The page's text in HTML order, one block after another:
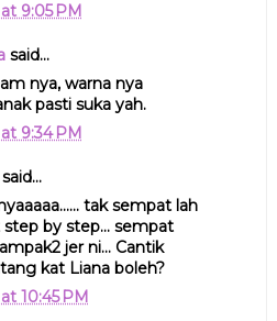
9:05 PM
said...
nya, warna nya
pasti suka yah.
9:34 PM
tak sempat lah
by step... sempat
jer ni... Cantik
kat Liana boleh?
10:45 PM